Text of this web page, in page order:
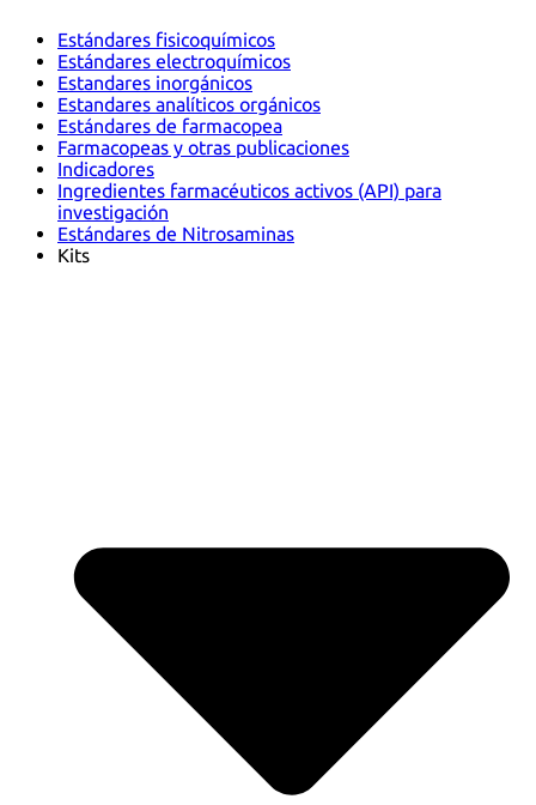
Estándares fisicoquímicos
Estándares electroquímicos
Estandares inorgánicos
Estandares analíticos orgánicos
Estándares de farmacopea
Farmacopeas y otras publicaciones
Indicadores
Ingredientes farmacéuticos activos (API) para
investigación
Estándares de Nitrosaminas
Kits